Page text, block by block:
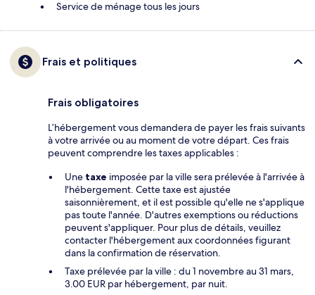
Service de ménage tous les jours
Frais et politiques
Frais obligatoires
L’hébergement vous demandera de payer les frais suivants
à votre arrivée ou au moment de votre départ. Ces frais
peuvent comprendre les taxes applicables :
Une taxe imposée par la ville sera prélevée à l'arrivée à
l'hébergement. Cette taxe est ajustée
saisonnièrement, et il est possible qu'elle ne s'applique
pas toute l'année. D'autres exemptions ou réductions
peuvent s'appliquer. Pour plus de détails, veuillez
contacter l'hébergement aux coordonnées figurant
dans la confirmation de réservation.
Taxe prélevée par la ville : du 1 novembre au 31 mars,
3.00 EUR par hébergement, par nuit.